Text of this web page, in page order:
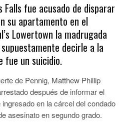
Falls fue acusado de disparar
su apartamento en el
Lowertown la madrugada
decirle a la
fue un suicidio.
de Pennig, Matthew Phillip
después de informar el
en la cárcel del condado
asesinato en segundo grado.